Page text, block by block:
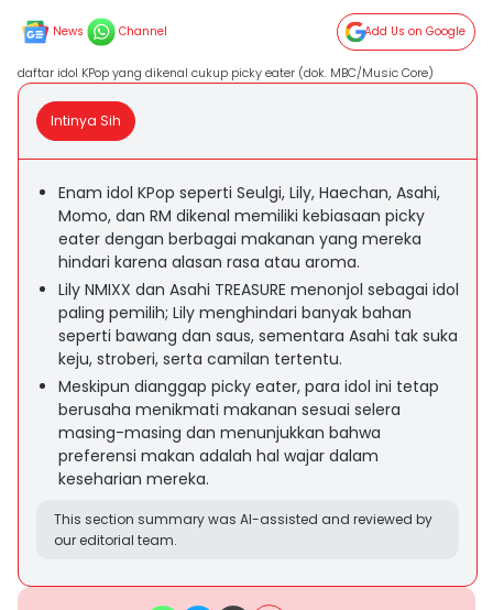
News Channel Add Us on Google
daftar idol KPop yang dikenal cukup picky eater (dok. MBC/Music Core)
Intinya Sih
Enam idol KPop seperti Seulgi, Lily, Haechan, Asahi,
Momo, dan RM dikenal memiliki kebiasaan picky
eater dengan berbagai makanan yang mereka
hindari karena alasan rasa atau aroma.
Lily NMIXX dan Asahi TREASURE menonjol sebagai idol
paling pemilih; Lily menghindari banyak bahan
seperti bawang dan saus, sementara Asahi tak suka
keju, stroberi, serta camilan tertentu.
Meskipun dianggap picky eater, para idol ini tetap
berusaha menikmati makanan sesuai selera
masing-masing dan menunjukkan bahwa
preferensi makan adalah hal wajar dalam
keseharian mereka.
This section summary was AI-assisted and reviewed by
our editorial team.